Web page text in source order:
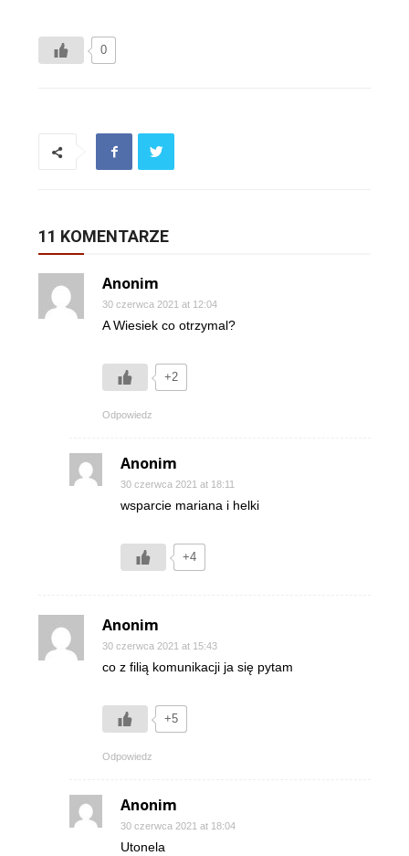
0
11 KOMENTARZE
Anonim
30 czerwca 2021 at 12:04
A Wiesiek co otrzymal?
+2
Odpowiedz
Anonim
30 czerwca 2021 at 18:11
wsparcie mariana i helki
+4
Anonim
30 czerwca 2021 at 15:43
co z filią komunikacji ja się pytam
+5
Odpowiedz
Anonim
30 czerwca 2021 at 18:04
Utonela